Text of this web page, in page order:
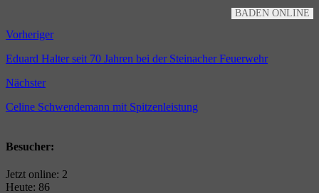
BADEN ONLINE
Vorheriger
Eduard Halter seit 70 Jahren bei der Steinacher Feuerwehr
Nächster
Celine Schwendemann mit Spitzenleistung
Besucher:
Jetzt online: 2
Heute: 86